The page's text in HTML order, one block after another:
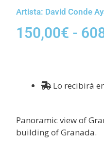
Artista: David Conde
150,00€ -
Lo recibirá
Panoramic view of
building of Granada.